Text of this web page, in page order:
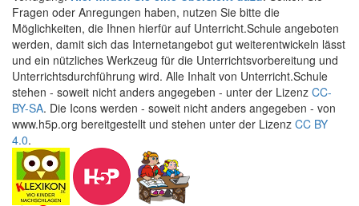
Fragen oder Anregungen haben, nutzen Sie bitte die
Möglichkeiten, die Ihnen hierfür auf Unterricht.Schule angeboten
werden, damit sich das Internetangebot gut weiterentwickeln lässt
und ein nützliches Werkzeug für die Unterrichtsvorbereitung und
Unterrichtsdurchführung wird. Alle Inhalt von Unterricht.Schule
stehen - soweit nicht anders angegeben - unter der Lizenz CC-
BY-SA. Die Icons werden - soweit nicht anders angegeben - von
www.h5p.org bereitgestellt und stehen unter der Lizenz CC BY
4.0.